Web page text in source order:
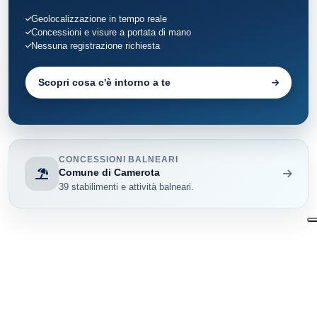
Geolocalizzazione in tempo reale
Concessioni e visure a portata di mano
Nessuna registrazione richiesta
Scopri cosa c'è intorno a te
CONCESSIONI BALNEARI
Comune di Camerota
39 stabilimenti e attività balneari.